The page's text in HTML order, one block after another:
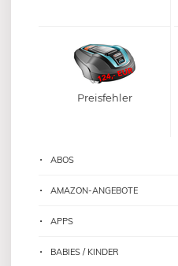
Preisfehler
ABOS
AMAZON-ANGEBOTE
APPS
BABIES / KINDER